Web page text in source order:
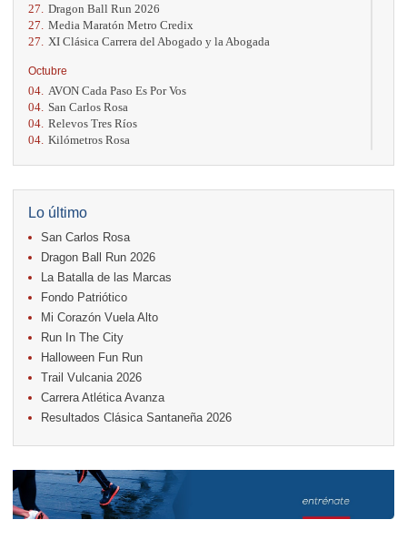
27. Dragon Ball Run 2026
27. Media Maratón Metro Credix
27.
XI Clásica Carrera del Abogado y la Abogada
Octubre
04. AVON Cada Paso Es Por Vos
04. San Carlos Rosa
04. Relevos Tres Ríos
04. Kilómetros Rosa
18. Casa Turire Trail Run
18.
Warriors Run Circuit
18. Samsung Jacó Beach Half Marathon 2026
25. KRun by Under Armour
25. Run Alajuela
31.
Halloween Fun Run
Noviembre
08. Lindora Run
15. Entre Pan y Rosas
Diciembre
Trail Vulcania 2026
12. Media Maratón Puntarenas 2026
Lo último
San Carlos Rosa
Dragon Ball Run 2026
La Batalla de las Marcas
Fondo Patriótico
Mi Corazón Vuela Alto
Run In The City
Halloween Fun Run
Trail Vulcania 2026
Carrera Atlética Avanza
Resultados Clásica Santaneña 2026